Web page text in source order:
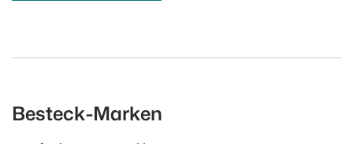
Besteck-Marken